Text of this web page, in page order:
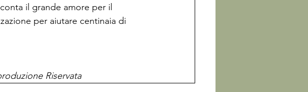
il grande amore per il
per aiutare centinaia di
Riservata